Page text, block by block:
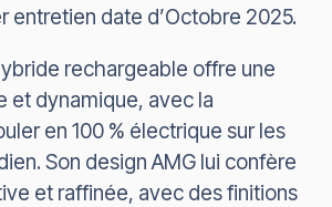
entretien date d’Octobre 2025.
rechargeable offre une
et dynamique, avec la
en 100 % électrique sur les
Son design AMG lui confère
et raffinée, avec des finitions